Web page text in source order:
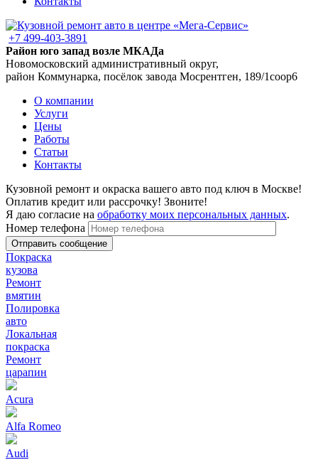
+7 499-403-3891
Район юго запад возле МКАДа
Новомосковский административный округ,
район Коммунарка, посёлок завода Мосрентген, 189/1соор6
О компании
Услуги
Цены
Работы
Статьи
Контакты
Кузовной ремонт и окраска вашего авто под ключ в Москве!
Оплатив кредит или рассрочку! Звоните!
Я даю согласие на обработку моих персональных данных.
Номер телефона
Покраска
кузова
Ремонт
вмятин
Полировка
авто
Локальная
покраска
Ремонт
царапин
Acura
Alfa Romeo
Audi